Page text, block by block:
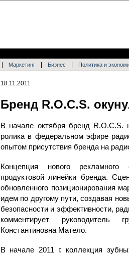
Маркетинг Бизнес Политика и
18.11.2011
Бренд R.O.C.S.
В начале октября бренд R.O.C.S.
ролика в федеральном эфире
опытом присутствия бренда на
Концепция нового рекламного
продуктовой линейки бренда.
обновленного позиционирования
идем по другому пути, создавая
безопасности и эффективности,
комментирует руководитель
Константиновна Матело.
В начале 2011 г. коллекция